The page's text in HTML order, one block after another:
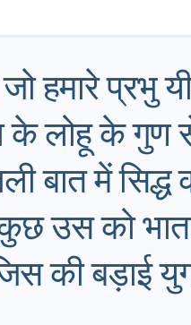
हमारे प्रभु
के लोहू के
बात में
उस को
की बड़ाई